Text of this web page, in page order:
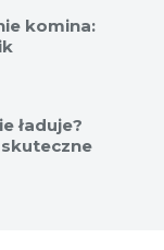
komina:
ładuje?